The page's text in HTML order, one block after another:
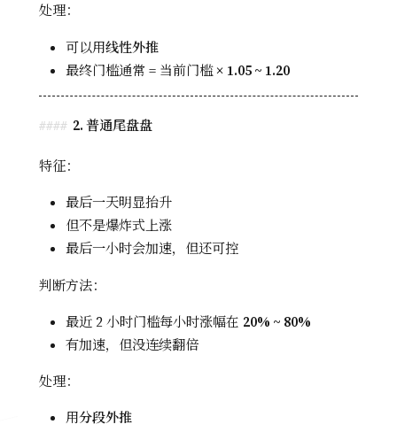
处理：
可以用线性外推
最终门槛通常 = 当前门槛 × 1.05 ~ 1.20
2. 普通尾盘盘
特征：
最后一天明显抬升
但不是爆炸式上涨
最后一小时会加速，但还可控
判断方法：
最近 2 小时门槛每小时涨幅在 20% ~ 80%
有加速，但没连续翻倍
处理：
用分段外推